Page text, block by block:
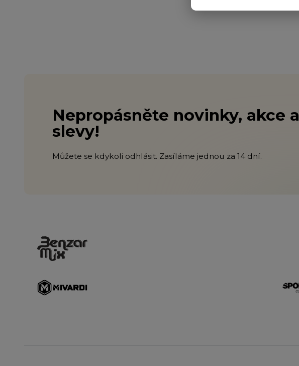
Nepropásněte novinky, akce a
slevy!
Můžete se kdykoli odhlásit. Zasíláme jednou za 14 dní.